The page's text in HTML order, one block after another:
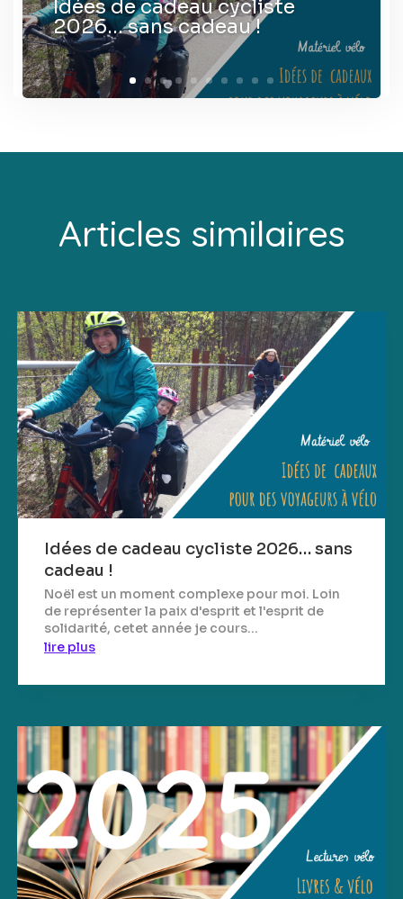
Idées de cadeau cycliste
2026… sans cadeau !
Articles similaires
Idées de cadeau cycliste 2026… sans
cadeau !
Noël est un moment complexe pour moi. Loin
de représenter la paix d'esprit et l'esprit de
solidarité, cetet année je cours...
lire plus